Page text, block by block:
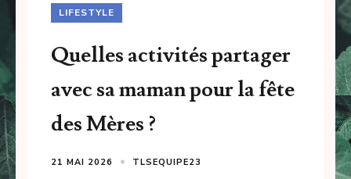
LIFESTYLE
Quelles activités partager
avec sa maman pour la fête
des Mères ?
21 MAI 2026 TLSEQUIPE23